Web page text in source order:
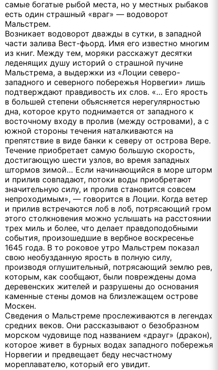
самые богатые рыбой места, но у местных рыбаков
есть один страшный «враг» — водоворот
Мальстрем.
Возникает водоворот дважды в сутки, в западной
части залива Вест-фьорд. Имя его известно многим
из книг. Между тем, моряки расскажут десятки
леденящих душу историй о страшной пучине
Мальстрема, а выдержки из «Лоции северо-
западного и северного побережья Норвегии» лишь
подтверждают правдивость их слов. «… Его ярость
в большей степени объясняется нерегулярностью
дна, которое круто поднимается от западного к
восточному входу в пролив (между островами), а с
южной стороны течения наталкиваются на
препятствие в виде банки к северу от острова Вере.
Течение приобретает самую большую скорость,
достигающую шести узлов, во время западных
штормов зимой… Если начинающийся в море шторм
и прилив совпадают, потоки воды приобретают
значительную силу, и пролив становится совсем
непроходимым», — говорится в Лоции. Когда ветер
и прилив встречаются лоб в лоб, потрясающий гром
этого столкновения можно услышать на расстоянии
трех миль и более, что делает правдоподобными
события, произошедшие в вербное воскресенье
1645 года. В то роковое утро Мальстрем показал
свою необузданную ярость в полную силу,
производя оглушительный, потрясающий землю рев,
которым, как сообщают, были повреждены дома
деревенских жителей и разрушены до основания
каменные стены домов на близлежащем острове
Москен.
Сведения о Мальстреме прослеживаются в легендах
средних веков. Они рассказывают о безобразном
морском чудовище под названием «драуг» (дракон),
которое живет в бурных водах западного побережья
Норвегии и предвещает беду несчастному
мореплавателю, который его увидит.